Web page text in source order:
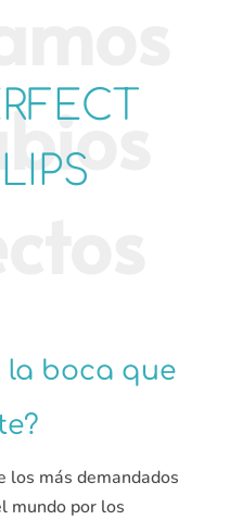
LIPS
la boca que
los más demandados
mundo por los